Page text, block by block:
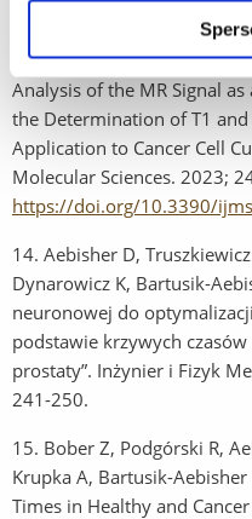
Truszkiewicz A,
Kawczyk-Krupka A,
Analysis of the MR Signal
the Determination of T1
Application to Cancer Cell
Molecular Sciences. 2023;
https://doi.org/10.3390/
14. Aebisher D,
Dynarowicz K, Bartusik-
neuronowej do
podstawie krzywych
prostaty”. Inżynier i Fizyk
241-250.
15. Bober Z, Podgórski R,
Krupka A, Bartusik-
Times in Healthy and